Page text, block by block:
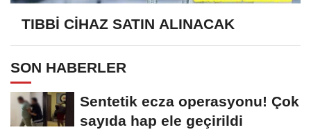
TIBBİ CİHAZ SATIN ALINACAK
SON HABERLER
Sentetik ecza operasyonu! Çok
sayıda hap ele geçirildi